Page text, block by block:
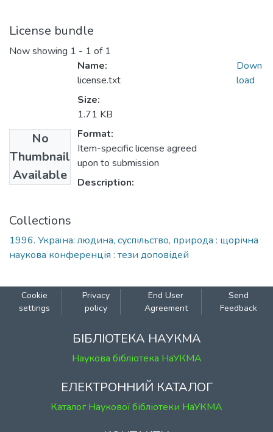
License bundle
Now showing 1 - 1 of 1
No
Thumbnail
Available
Name:
license.txt
Size:
1.71 KB
Format:
Item-specific license agreed
upon to submission
Description:
Down
load
Collections
1996. Україна: людина, суспільство, природа : щорічна
наукова конференція : тези доповідей
Cookie
settings
Privacy
policy
End User
Agreement
Send
Feedback
БІБЛІОТЕКА НАУКМА
Наукова бібліотека НаУКМА
ЕЛЕКТРОННИЙ КАТАЛОГ
Каталог Наукової бібліотеки НаУКМА